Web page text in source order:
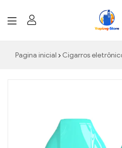
Pagina inicial Cigarros